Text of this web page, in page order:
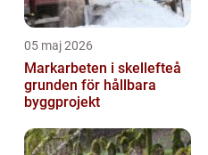
05 maj 2026
Markarbeten i skellefteå
grunden för hållbara
byggprojekt